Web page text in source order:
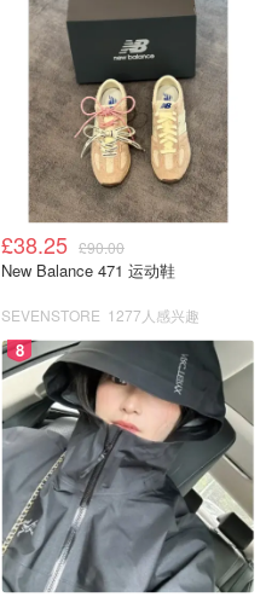
£38.25 £90.00
New Balance 471 运动鞋
SEVENSTORE 1277人感兴趣
8